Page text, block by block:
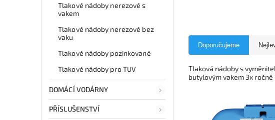
Tlakové nádoby nerezové s
vakem
Tlakové nádoby nerezové bez
vaku
Tlakové nádoby pozinkované
Tlakové nádoby pro TUV
DOMÁCÍ VODÁRNY
PŘÍSLUŠENSTVÍ
Doporučujeme
Tlaková nádoby s
butylovým vakem 3x